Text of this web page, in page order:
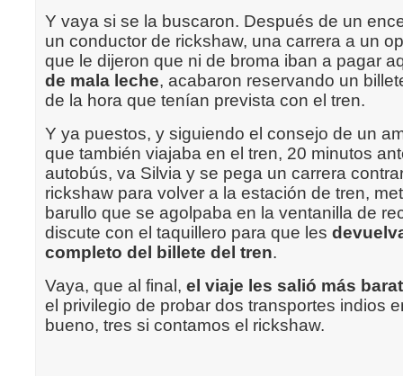
Y vaya si se la buscaron. Después de un
un conductor de rickshaw, una carrera a un
que le dijeron que ni de broma iban a pagar
de mala leche, acabaron reservando un
de la hora que tenían prevista con el tren.
Y ya puestos, y siguiendo el consejo de un
que también viajaba en el tren, 20 minutos
autobús, va Silvia y se pega un carrera
rickshaw para volver a la estación de tren,
barullo que se agolpaba en la ventanilla de
discute con el taquillero para que les
completo del billete del tren.
Vaya, que al final, el viaje les salió más
el privilegio de probar dos transportes indios
bueno, tres si contamos el rickshaw.